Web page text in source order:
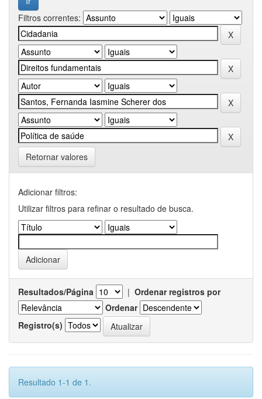
Filtros correntes:
Retornar valores
Adicionar filtros:
Utilizar filtros para refinar o resultado de busca.
Resultados/Página | Ordenar registros por
Ordenar
Registro(s)
Resultado 1-1 de 1.